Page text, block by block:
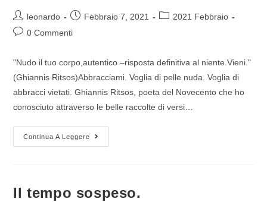
leonardo Febbraio 7, 2021
2021 Febbraio
0 Commenti
"Nudo il tuo corpo,autentico –risposta definitiva al niente.Vieni."
(Ghiannis Ritsos)Abbracciami. Voglia di pelle nuda. Voglia di
abbracci vietati. Ghiannis Ritsos, poeta del Novecento che ho
conosciuto attraverso le belle raccolte di versi…
Continua A Leggere
Il tempo sospeso.